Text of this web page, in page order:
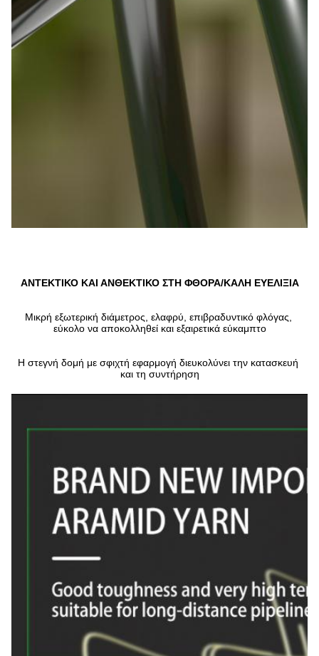
ΑΝΤΕΚΤΙΚΟ ΚΑΙ ΑΝΘΕΚΤΙΚΟ ΣΤΗ ΦΘΟΡΑ/ΚΑΛΗ ΕΥΕΛΙΞΙΑ
Μικρή εξωτερική διάμετρος, ελαφρύ, επιβραδυντικό φλόγας,
εύκολο να αποκολληθεί και εξαιρετικά εύκαμπτο
Η στεγνή δομή με σφιχτή εφαρμογή διευκολύνει την κατασκευή
και τη συντήρηση